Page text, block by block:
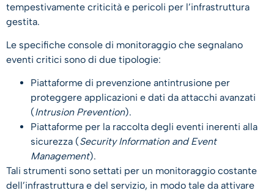
tempestivamente criticità e pericoli per l’infrastruttura
gestita.
Le specifiche console di monitoraggio che segnalano
eventi critici sono di due tipologie:
Piattaforme di prevenzione antintrusione per
proteggere applicazioni e dati da attacchi avanzati
(Intrusion Prevention).
Piattaforme per la raccolta degli eventi inerenti alla
sicurezza (Security Information and Event
Management).
Tali strumenti sono settati per un monitoraggio costante
dell’infrastruttura e del servizio, in modo tale da attivare